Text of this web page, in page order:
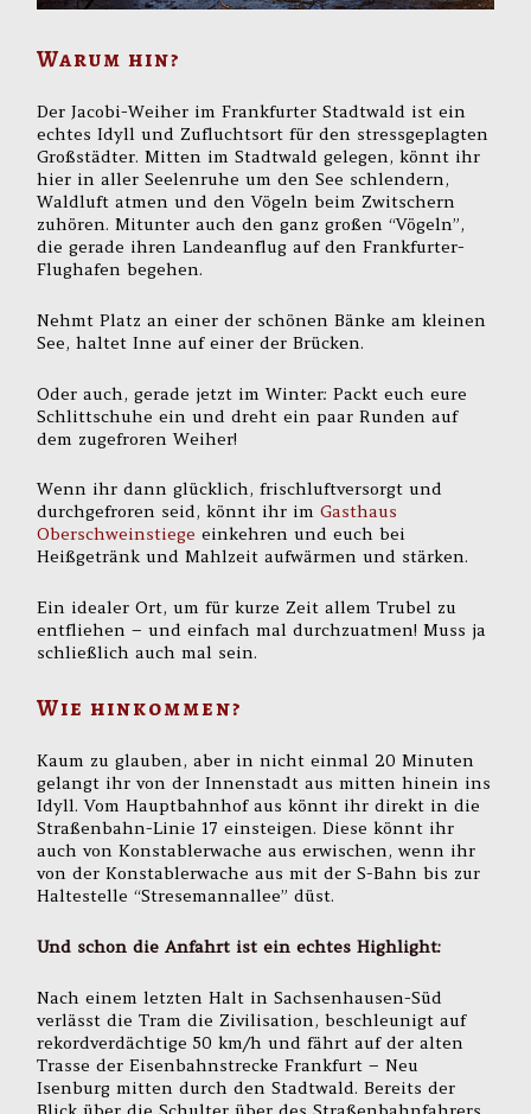
Warum hin?
Der Jacobi-Weiher im Frankfurter Stadtwald ist ein
echtes Idyll und Zufluchtsort für den stressgeplagten
Großstädter. Mitten im Stadtwald gelegen, könnt ihr
hier in aller Seelenruhe um den See schlendern,
Waldluft atmen und den Vögeln beim Zwitschern
zuhören. Mitunter auch den ganz großen “Vögeln”,
die gerade ihren Landeanflug auf den Frankfurter-
Flughafen begehen.
Nehmt Platz an einer der schönen Bänke am kleinen
See, haltet Inne auf einer der Brücken.
Oder auch, gerade jetzt im Winter: Packt euch eure
Schlittschuhe ein und dreht ein paar Runden auf
dem zugefroren Weiher!
Wenn ihr dann glücklich, frischluftversorgt und
durchgefroren seid, könnt ihr imGasthaus
Oberschweinstiege einkehren und euch bei
Heißgetränk und Mahlzeit aufwärmen und stärken.
Ein idealer Ort, um für kurze Zeit allem Trubel zu
entfliehen – und einfach mal durchzuatmen! Muss ja
schließlich auch mal sein.
Wie hinkommen?
Kaum zu glauben, aber in nicht einmal 20 Minuten
gelangt ihr von der Innenstadt aus mitten hinein ins
Idyll. Vom Hauptbahnhof aus könnt ihr direkt in die
Straßenbahn-Linie 17 einsteigen. Diese könnt ihr
auch von Konstablerwache aus erwischen, wenn ihr
von der Konstablerwache aus mit der S-Bahn bis zur
Haltestelle “Stresemannallee” düst.
Und schon die Anfahrt ist ein echtes Highlight:
Nach einem letzten Halt in Sachsenhausen-Süd
verlässt die Tram die Zivilisation, beschleunigt auf
rekordverdächtige 50 km/h und fährt auf der alten
Trasse der Eisenbahnstrecke Frankfurt – Neu
Isenburg mitten durch den Stadtwald. Bereits der